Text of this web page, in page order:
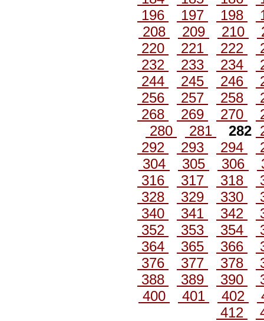
196
197 198
208
209 210
220
221 222
232
233 234
244
245 246
256
257 258
268
269 270
280
281 282
292
293 294
304
305 306
316
317 318
328
329 330
340
341 342
352
353 354
364
365 366
376
377 378
388
389 390
400
401 402
412